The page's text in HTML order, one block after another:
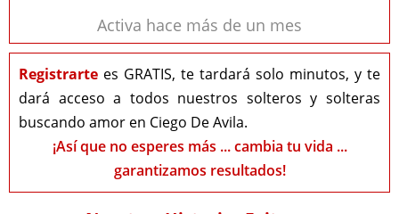
Activa hace más de un mes
Registrarte es GRATIS, te tardará solo minutos, y te
dará acceso a todos nuestros solteros y solteras
buscando amor en Ciego De Avila.
¡Así que no esperes más ... cambia tu vida ...
garantizamos resultados!